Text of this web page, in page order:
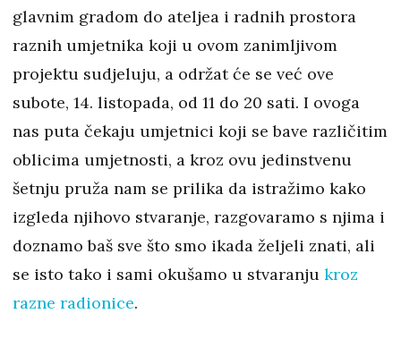
glavnim gradom do ateljea i radnih prostora
raznih umjetnika koji u ovom zanimljivom
projektu sudjeluju, a održat će se već ove
subote, 14. listopada, od 11 do 20 sati. I ovoga
nas puta čekaju umjetnici koji se bave različitim
oblicima umjetnosti, a kroz ovu jedinstvenu
šetnju pruža nam se prilika da istražimo kako
izgleda njihovo stvaranje, razgovaramo s njima i
doznamo baš sve što smo ikada željeli znati, ali
se isto tako i sami okušamo u stvaranju kroz
razne radionice.